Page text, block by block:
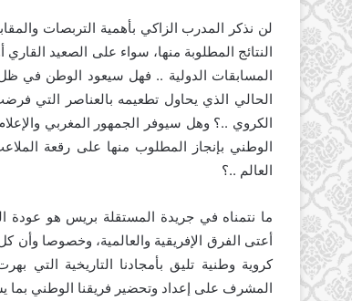
لن نذكر المدرب الزاكي بأهمية التربصات
النتائج المطلوبة منها، سواء على الصعيد
المسابقات الدولية .. فهل سيعود الوطن في
الحالي الذي يحاول تطعيمه بالعناصر التي
الكروي ..؟ وهل سيوفر الجمهور المغربي
الوطني بإنجاز المطلوب منها على رقعة
العالم ..؟
ما نتمناه في جريدة المستقلة بريس هو عودة
أعتى الفرق الإفريقية والعالمية، وخصوصا وأن
كروية وطنية تليق بأمجادنا التاريخية
المشرف على إعداد وتحضير فريقنا الوطني بما